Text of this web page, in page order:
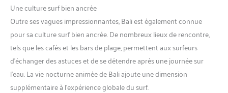
Une culture surf bien ancrée
Outre ses vagues impressionnantes, Bali est également connue
pour sa culture surf bien ancrée. De nombreux lieux de rencontre,
tels que les cafés et les bars de plage, permettent aux surfeurs
d’échanger des astuces et de se détendre après une journée sur
l’eau. La vie nocturne animée de Bali ajoute une dimension
supplémentaire à l’expérience globale du surf.